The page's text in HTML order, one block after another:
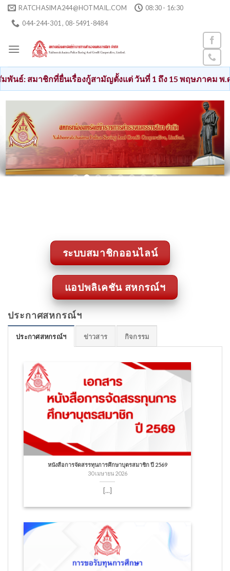
Skip RATCHASIMA244@HOTMAIL.COM
08:30 - 16:30
044-244-301 , 08-5491-8484
ยื่นเรื่องกู้สามัญตั้งแต่ วันที่ 1 ถึง 15 พฤษภาคม พ.ศ. 2569 เงิน
ระบบสมาชิกออนไลน์
แอปพลิเคชัน สหกรณ์ฯ
ประกาศสหกรณ์ฯ
ประกาศสหกรณ์ฯ ข่าวสาร กิจกรรม
หนังสือการจัดสรรทุนการศึกษาบุตรสมาชิก ปี 2569
30 เมษายน 2026
[...]